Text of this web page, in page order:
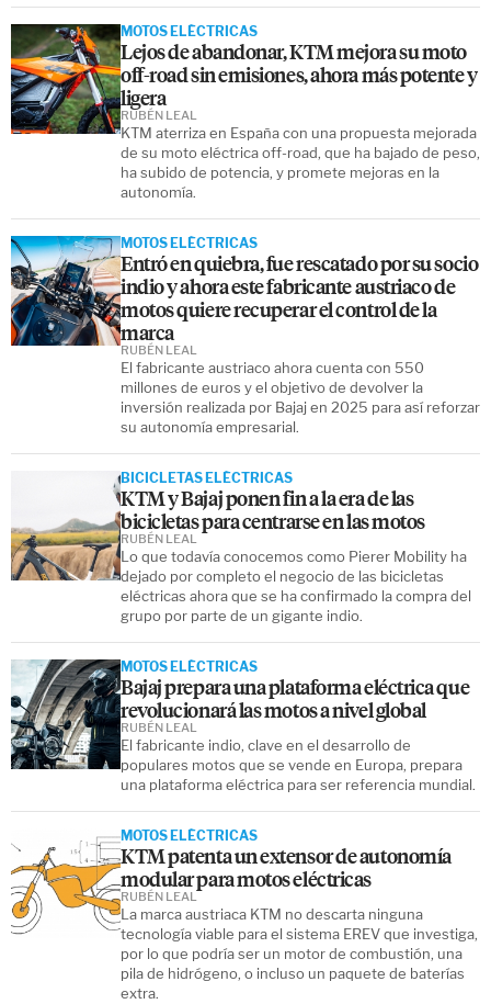
MOTOS ELÉCTRICAS
Lejos de abandonar, KTM mejora su moto
off-road sin emisiones, ahora más potente y
ligera
KTM aterriza en España con una propuesta mejorada
de su moto eléctrica off-road, que ha bajado de peso,
ha subido de potencia, y promete mejoras en la
autonomía.
RUBÉN LEAL
MOTOS ELÉCTRICAS
Entró en quiebra, fue rescatado por su socio
indio y ahora este fabricante austriaco de
motos quiere recuperar el control de la
marca
El fabricante austriaco ahora cuenta con 550
millones de euros y el objetivo de devolver la
inversión realizada por Bajaj en 2025 para así reforzar
su autonomía empresarial.
RUBÉN LEAL
BICICLETAS ELÉCTRICAS
KTM y Bajaj ponen fin a la era de las
bicicletas para centrarse en las motos
Lo que todavía conocemos como Pierer Mobility ha
dejado por completo el negocio de las bicicletas
eléctricas ahora que se ha confirmado la compra del
grupo por parte de un gigante indio.
RUBÉN LEAL
MOTOS ELÉCTRICAS
Bajaj prepara una plataforma eléctrica que
revolucionará las motos a nivel global
El fabricante indio, clave en el desarrollo de
populares motos que se vende en Europa, prepara
una plataforma eléctrica para ser referencia mundial.
RUBÉN LEAL
MOTOS ELÉCTRICAS
KTM patenta un extensor de autonomía
modular para motos eléctricas
La marca austriaca KTM no descarta ninguna
tecnología viable para el sistema EREV que investiga,
por lo que podría ser un motor de combustión, una
pila de hidrógeno, o incluso un paquete de baterías
extra.
RUBÉN LEAL